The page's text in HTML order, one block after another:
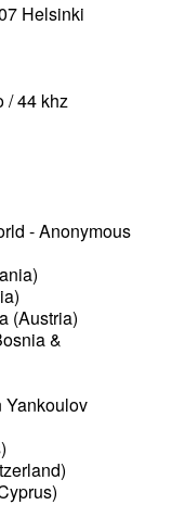
Helsinki
/ 44 khz
- Anonymous
(Austria)
&
Yankoulov